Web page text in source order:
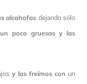
alcahofas dejando sólo
poco gruesas y las
y las freímos con un